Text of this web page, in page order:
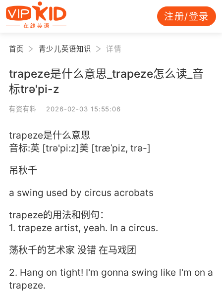
注册/登录
首页 青少儿英语知识 详情
trapeze是什么意思_trapeze怎么读_音
标trə'pi-z
有资有料 2026-02-03 15:55:06
trapeze是什么意思
音标:英 [trə'pi:z]美 [træˈpiz, trə-]
吊秋千
a swing used by circus acrobats
trapeze的用法和例句：
1. trapeze artist, yeah. In a circus.
荡秋千的艺术家 没错 在马戏团
2. Hang on tight! I'm gonna swing like I'm on a
trapeze.